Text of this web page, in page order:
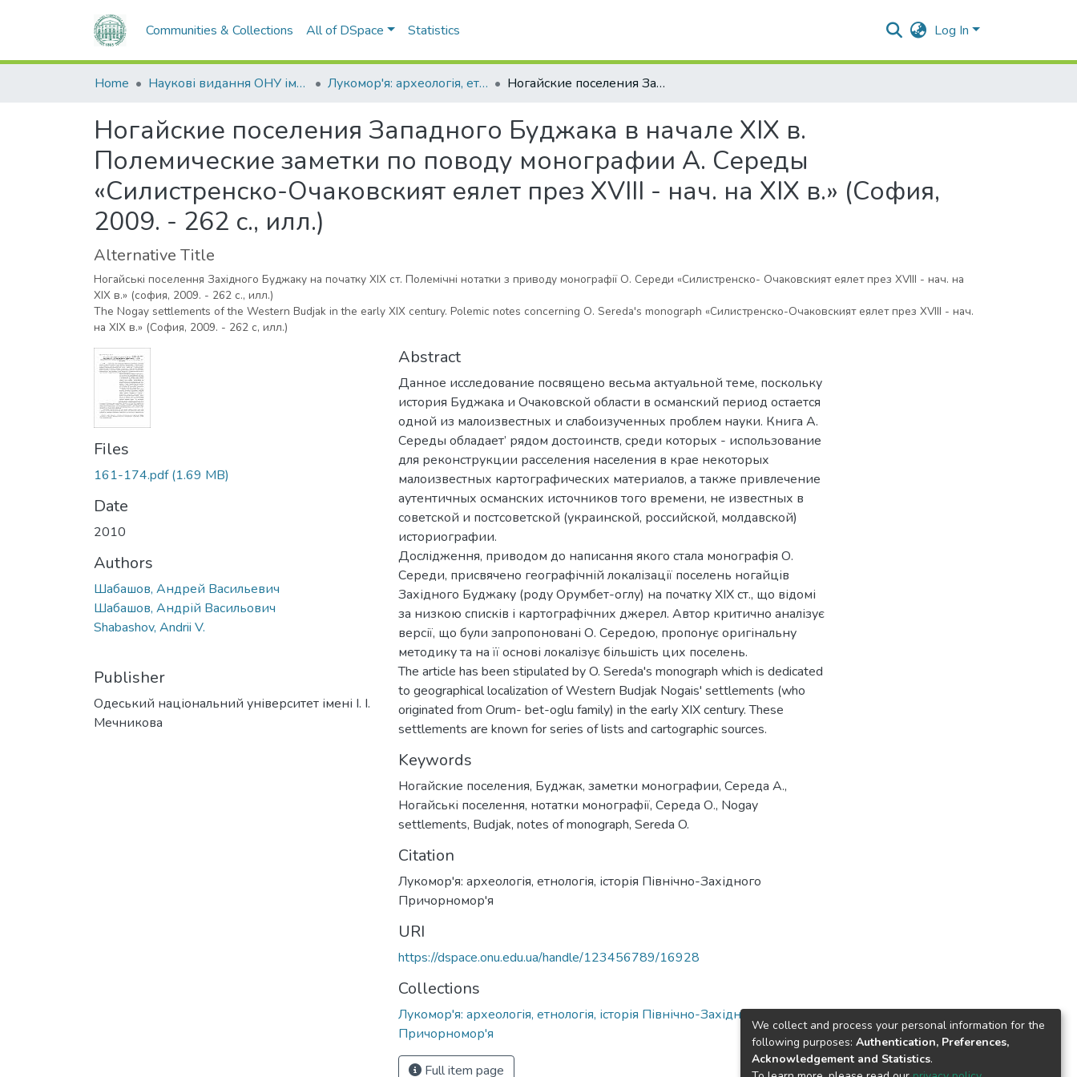
Communities & Collections All of DSpace Statistics Log In
Home Наукові видання ОНУ імені І. І. Мечникова Лукомор'я: археологія, етнологія, історія Північно-Західного Причорномор'я Ногайские поселения Западного Буджака в начале XIX в. Полемические заметки по поводу монографии А. Середы «Силистренско-Очаковският еялет през XVIII - нач. на XIX в.» (София, 2009. - 262 с., илл.)
Ногайские поселения Западного Буджака в начале XIX в.
Полемические заметки по поводу монографии А. Середы
«Силистренско-Очаковският еялет през XVIII - нач. на XIX в.» (София,
2009. - 262 с., илл.)
Alternative Title
Ногайські поселення Західного Буджаку на початку XIX ст. Полемічні нотатки з приводу монографії О. Середи «Силистренско- Очаковският еялет през XVIII - нач. на
XIX в.» (софия, 2009. - 262 с., илл.)
The Nogay settlements of the Western Budjak in the early XIX century. Polemic notes concerning O. Sereda's monograph «Силистренско-Очаковският еялет през XVIII - нач.
на XIX в.» (София, 2009. - 262 с, илл.)
Files
161-174.pdf(1.69 MB)
Date
2010
Authors
Шабашов, Андрей Васильевич
Шабашов, Андрій Васильович
Shabashov, Andrii V.
Publisher
Одеський національний університет імені І. І.
Мечникова
Abstract
Данное исследование посвящено весьма актуальной теме, поскольку
история Буджака и Очаковской области в османский период остается
одной из малоизвестных и слабоизученных проблем науки. Книга А.
Середы обладает’ рядом достоинств, среди которых - использование
для реконструкции расселения населения в крае некоторых
малоизвестных картографических материалов, а также привлечение
аутентичных османских источников того времени, не известных в
советской и постсоветской (украинской, российской, молдавской)
историографии.
Дослідження, приводом до написання якого стала монографія О.
Середи, присвячено географічній локалізації поселень ногайців
Західного Буджаку (роду Орумбет-оглу) на початку XIX ст., що відомі
за низкою списків і картографічних джерел. Автор критично аналізує
версії, що були запропоновані О. Середою, пропонує оригінальну
методику та на її основі локалізує більшість цих поселень.
The article has been stipulated by O. Sereda's monograph which is dedicated
to geographical localization of Western Budjak Nogais' settlements (who
originated from Orum- bet-oglu family) in the early XIX century. These
settlements are known for series of lists and cartographic sources.
Keywords
Ногайские поселения, Буджак, заметки монографии, Середа А.,
Ногайські поселення, нотатки монографії, Середа О., Nogay
settlements, Budjak, notes of monograph, Sereda O.
Citation
Лукомор'я: археологія, етнологія, історія Північно-Західного
Причорномор'я
URI
https://dspace.onu.edu.ua/handle/123456789/16928
Collections
Лукомор'я: археологія, етнологія, історія Північно-Західного
Причорномор'я
Full item page
We collect and process your personal information for the
following purposes: Authentication, Preferences,
Acknowledgement and Statistics.